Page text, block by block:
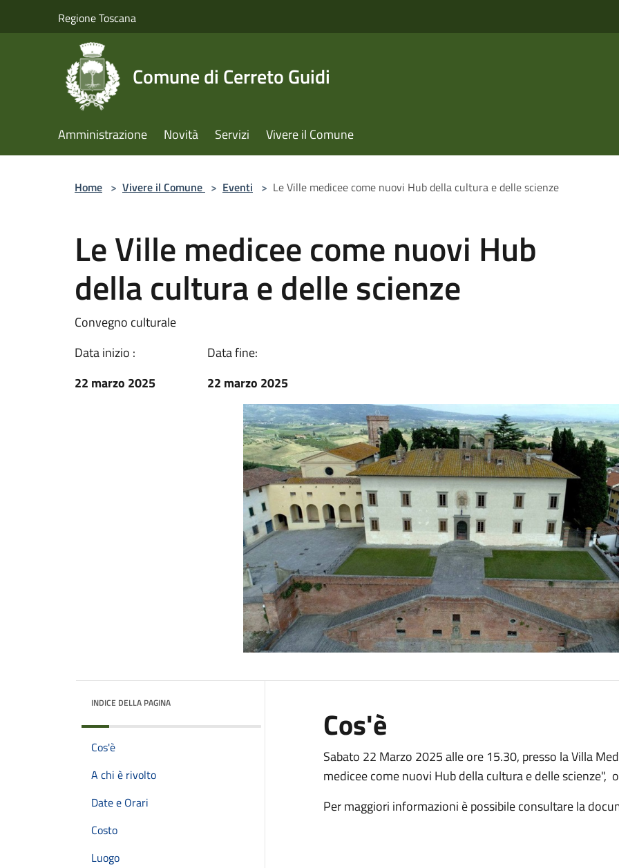
Regione Toscana
Comune di Cerreto Guidi
Amministrazione Novità Servizi Vivere il Comune
Home > Vivere il Comune > Eventi > Le Ville medicee come nuovi Hub della cultura e delle scienze
Le Ville medicee come nuovi Hub
della cultura e delle scienze
Convegno culturale
Data inizio :
22 marzo 2025
Data fine:
22 marzo 2025
INDICE DELLA PAGINA
Cos'è
A chi è rivolto
Date e Orari
Costo
Luogo
Cos'è
Sabato 22 Marzo 2025 alle ore 15.30, presso la Villa
medicee come nuovi Hub della cultura e delle scienze",
Per maggiori informazioni è possibile consultare la